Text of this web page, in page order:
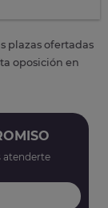
plazas ofertadas
oposición en
atenderte